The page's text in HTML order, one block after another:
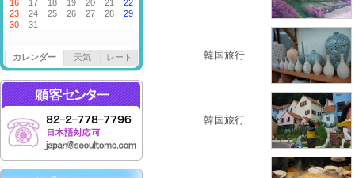
カレンダー 天気 レート 韓国旅行
韓国旅行